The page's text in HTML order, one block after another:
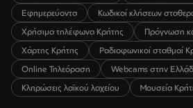
Εφημερεύοντα
Κωδικοί κλήσεων
Χρήσιμα τηλέφωνα Κρήτης
Πρόγνωση
Χάρτης Κρήτης
Ραδιοφωνικοί σταθμοί
Online Τηλεόραση
Webcams στην
Κληρώσεις λαϊκού λαχείου
Μουσεία